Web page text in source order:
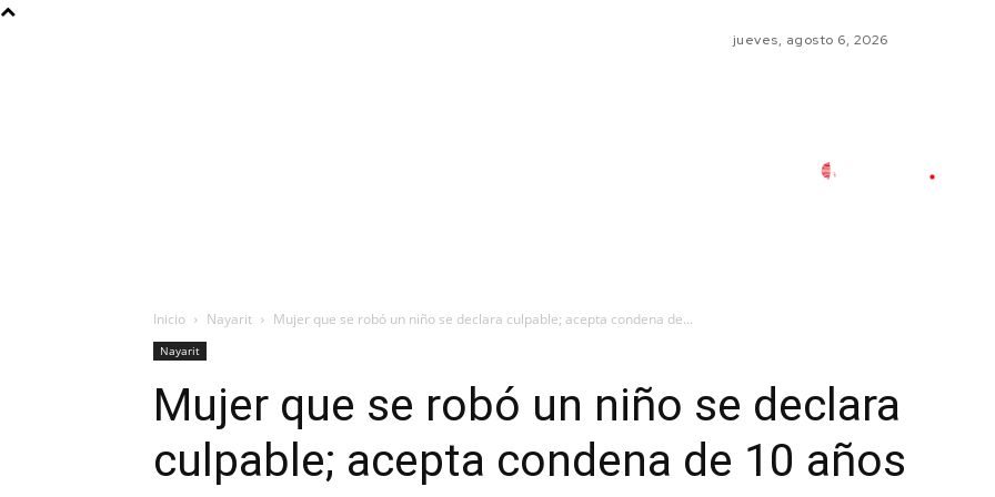
jueves, agosto 6, 2026
Inicio Nayarit Mujer que se robó un niño se declara culpable; acepta condena de...
Nayarit
Mujer que se robó un niño se declara
culpable; acepta condena de 10 años